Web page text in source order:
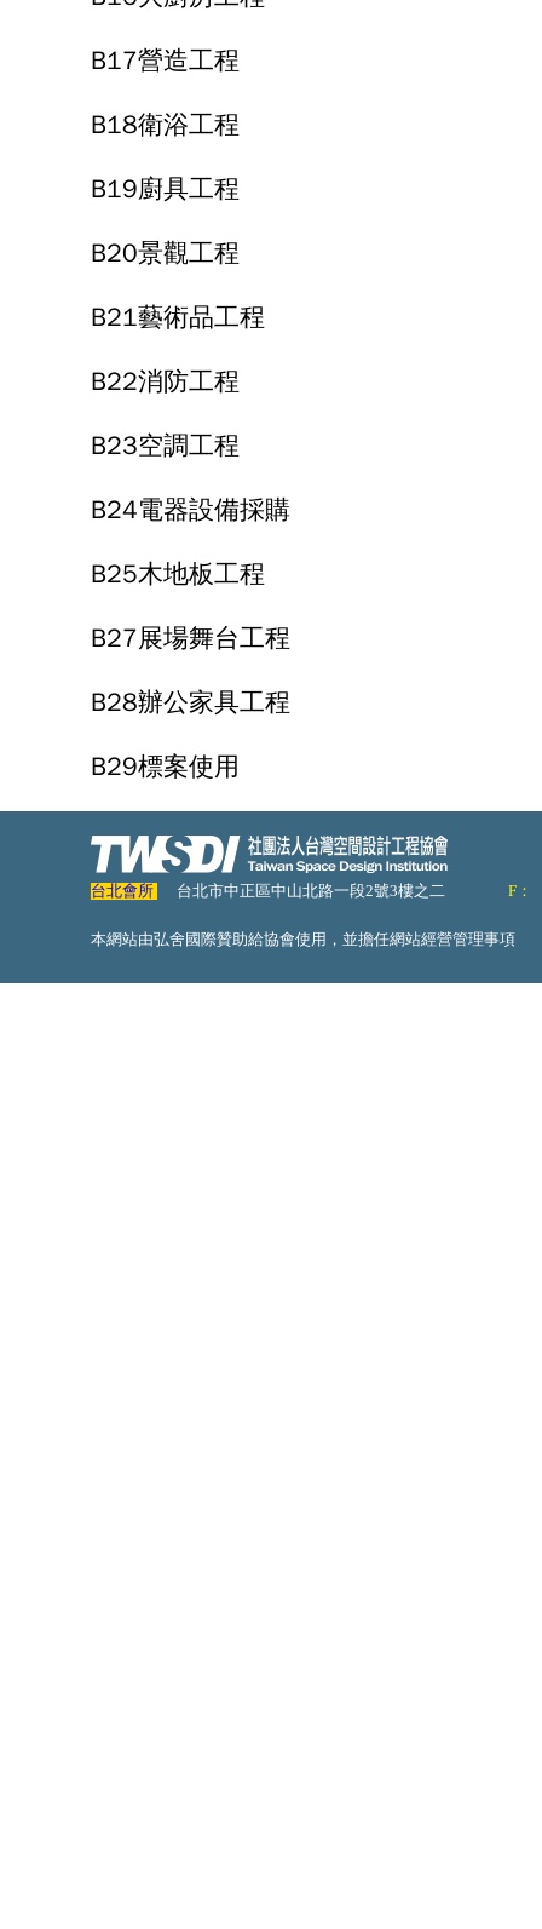
B17營造工程
B18衛浴工程
B19廚具工程
B20景觀工程
B21藝術品工程
B22消防工程
B23空調工程
B24電器設備採購
B25木地板工程
B27展場舞台工程
B28辦公家具工程
B29標案使用
台北會所 台北市中正區中山北路一段2號3樓之二 F：
本網站由弘舍國際贊助給協會使用，並擔任網站經營管理事項